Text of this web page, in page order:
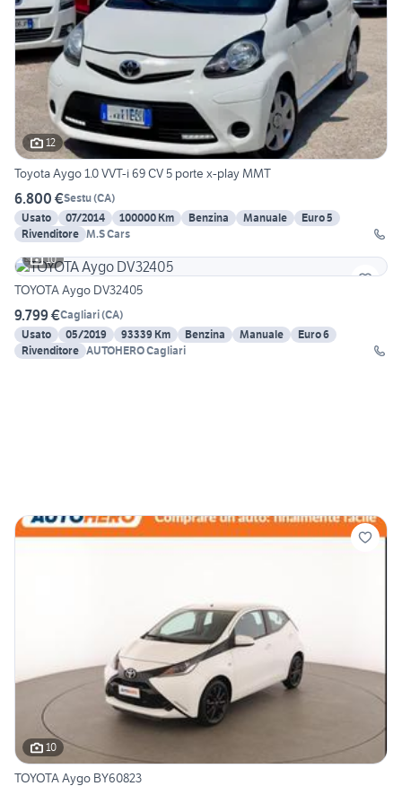
12
Toyota Aygo 1.0 VVT-i 69 CV 5 porte x-play MMT
6.800 €Sestu(CA)
Usato
07/2014 100000 Km Benzina Manuale
Euro 5
Rivenditore M.S Cars
10
TOYOTA Aygo DV32405
9.799 €Cagliari(CA)
Usato
05/2019 93339 Km Benzina Manuale
Euro 6
Rivenditore AUTOHERO Cagliari
10
TOYOTA Aygo BY60823